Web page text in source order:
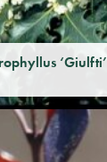
‘Giulfti’